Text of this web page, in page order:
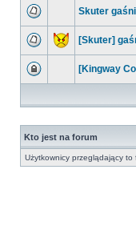
Skuter
[Skuter]
[Kingway
Kto jest na forum
Użytkownicy przeglądający